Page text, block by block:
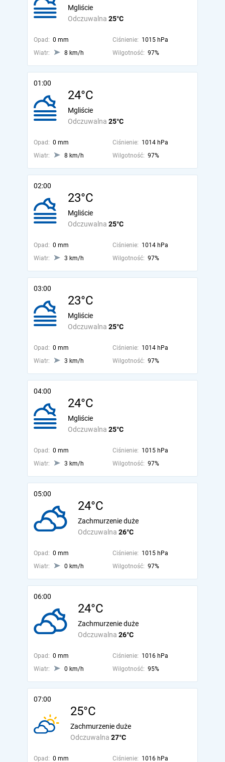
Odczuwalna 25°C
Mgliście
Opad: 0 mm Ciśnienie: 1015 hPa
Wiatr:
8 km/h Wilgotność: 97%
01:00
24°C
Odczuwalna 25°C
Mgliście
Opad: 0 mm Ciśnienie: 1014 hPa
Wiatr:
8 km/h Wilgotność: 97%
02:00
23°C
Odczuwalna 25°C
Mgliście
Opad: 0 mm Ciśnienie: 1014 hPa
Wiatr:
3 km/h Wilgotność: 97%
03:00
23°C
Odczuwalna 25°C
Mgliście
Opad: 0 mm Ciśnienie: 1014 hPa
Wiatr:
3 km/h Wilgotność: 97%
04:00
24°C
Odczuwalna 25°C
Mgliście
Opad: 0 mm Ciśnienie: 1015 hPa
Wiatr:
3 km/h Wilgotność: 97%
05:00
24°C
Odczuwalna 26°C
Zachmurzenie duże
Opad: 0 mm Ciśnienie: 1015 hPa
Wiatr:
0 km/h Wilgotność: 97%
06:00
24°C
Odczuwalna 26°C
Zachmurzenie duże
Opad: 0 mm Ciśnienie: 1016 hPa
Wiatr:
0 km/h Wilgotność: 95%
07:00
25°C
Odczuwalna 27°C
Zachmurzenie duże
Opad: 0 mm Ciśnienie: 1016 hPa